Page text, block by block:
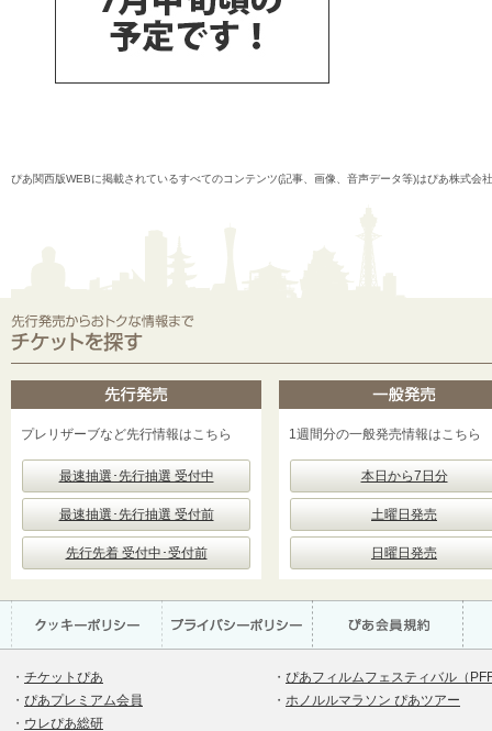
ぴあ関西版WEBに掲載されているすべてのコンテンツ(記事、画像、音声データ等)はぴあ株式会
プレリザーブなど先行情報はこちら
最速抽選･先行抽選 受付中
最速抽選･先行抽選 受付前
先行先着 受付中･受付前
1週間分の一般発売情報はこちら
本日から7日分
土曜日発売
日曜日発売
・ チケットぴあ
・ ぴあプレミアム会員
・ ウレぴあ総研
・ ぴあフィルムフェスティバル（
・ ホノルルマラソン ぴあツアー